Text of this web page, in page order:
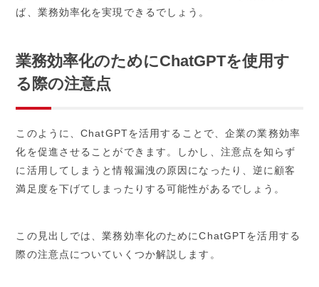
ば、業務効率化を実現できるでしょう。
業務効率化のためにChatGPTを使用す
る際の注意点
このように、ChatGPTを活用することで、企業の業務効率
化を促進させることができます。しかし、注意点を知らず
に活用してしまうと情報漏洩の原因になったり、逆に顧客
満足度を下げてしまったりする可能性があるでしょう。
この見出しでは、業務効率化のためにChatGPTを活用する
際の注意点についていくつか解説します。